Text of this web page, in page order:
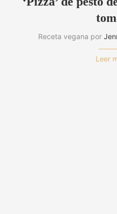
Receta vegana por
Leer